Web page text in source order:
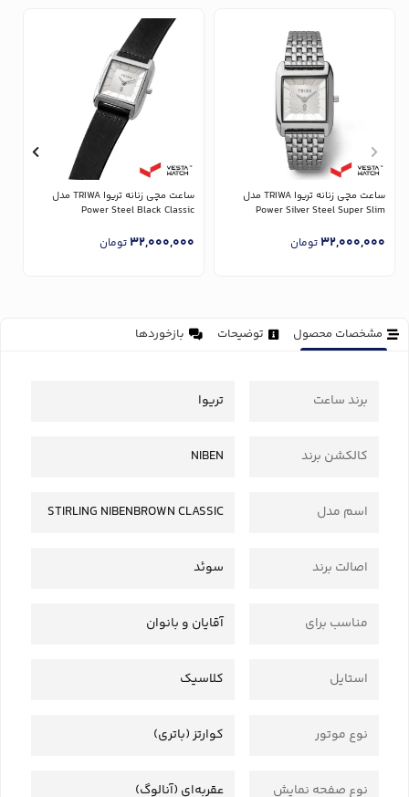
ساعت مچی زنانه تریوا TRIWA مدل
Power Silver Steel Super Slim
32,000,000تومان
ساعت مچی زنانه تریوا TRIWA مدل
Power Steel Black Classic
32,000,000تومان
مشخصات محصول توضیحات بازخوردها
برند ساعت تریوا
کالکشن برند NIBEN
اسم مدل STIRLING NIBENBROWN CLASSIC
اصالت برند سوئد
مناسب برای آقایان و بانوان
استایل کلاسیک
نوع موتور کوارتز (باتری)
نوع صفحه نمایش عقربه‌ای (آنالوگ)